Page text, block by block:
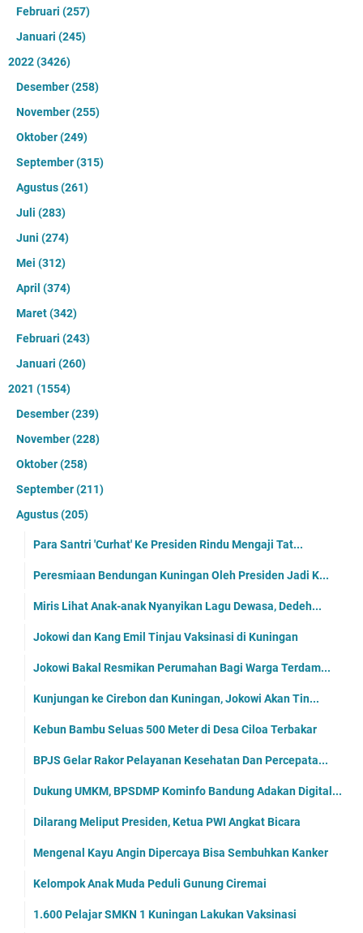
Februari (257)
Januari (245)
2022(3426)
Desember(258)
November(255)
Oktober(249)
September(315)
Agustus(261)
Juli (283)
Juni (274)
Mei (312)
April (374)
Maret(342)
Februari (243)
Januari (260)
2021 (1554)
Desember(239)
November(228)
Oktober(258)
September(211)
Agustus(205)
Para Santri 'Curhat' Ke Presiden Rindu Mengaji Tat...
Peresmiaan Bendungan Kuningan Oleh Presiden Jadi K...
Miris Lihat Anak-anak Nyanyikan Lagu Dewasa, Dedeh...
Jokowi dan Kang Emil Tinjau Vaksinasi di Kuningan
Jokowi Bakal Resmikan Perumahan Bagi Warga Terdam...
Kunjungan ke Cirebon dan Kuningan, Jokowi Akan Tin...
Kebun Bambu Seluas 500 Meter di Desa Ciloa Terbakar
BPJS Gelar Rakor Pelayanan Kesehatan Dan Percepata...
Dukung UMKM, BPSDMP Kominfo Bandung Adakan Digital...
Dilarang Meliput Presiden, Ketua PWI Angkat Bicara
Mengenal Kayu Angin Dipercaya Bisa Sembuhkan Kanker
Kelompok Anak Muda Peduli Gunung Ciremai
1.600 Pelajar SMKN 1 Kuningan Lakukan Vaksinasi